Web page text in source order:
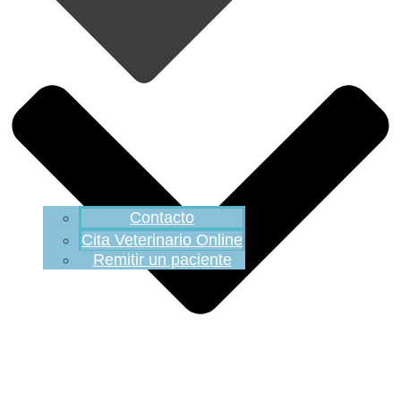
Contacto
Cita Veterinario Online
Remitir un paciente